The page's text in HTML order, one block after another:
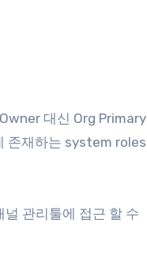
대신 Org Primary
존재하는 system roles
관리툴에 접근 할 수